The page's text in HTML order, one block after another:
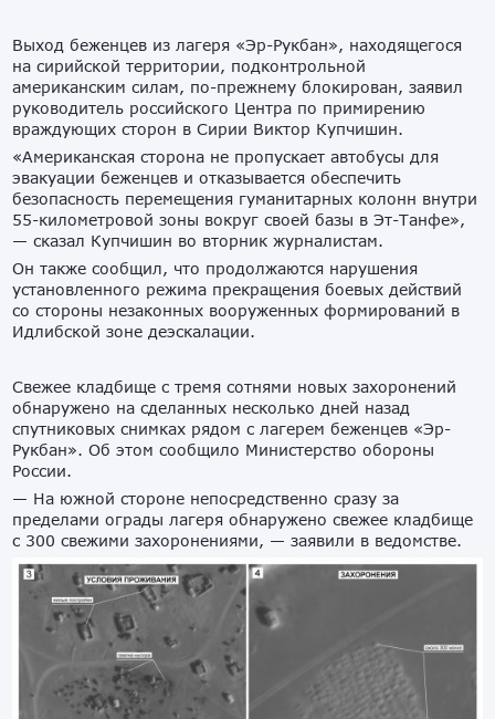
Выход беженцев из лагеря «Эр-Рукбан», находящегося
на сирийской территории, подконтрольной
американским силам, по-прежнему блокирован, заявил
руководитель российского Центра по примирению
враждующих сторон в Сирии Виктор Купчишин.
«Американская сторона не пропускает автобусы для
эвакуации беженцев и отказывается обеспечить
безопасность перемещения гуманитарных колонн внутри
55-километровой зоны вокруг своей базы в Эт-Танфе»,
— сказал Купчишин во вторник журналистам.
Он также сообщил, что продолжаются нарушения
установленного режима прекращения боевых действий
со стороны незаконных вооруженных формирований в
Идлибской зоне деэскалации.
Свежее кладбище с тремя сотнями новых захоронений
обнаружено на сделанных несколько дней назад
спутниковых снимках рядом с лагерем беженцев «Эр-
Рукбан». Об этом сообщило Министерство обороны
России.
— На южной стороне непосредственно сразу за
пределами ограды лагеря обнаружено свежее кладбище
с 300 свежими захоронениями, — заявили в ведомстве.